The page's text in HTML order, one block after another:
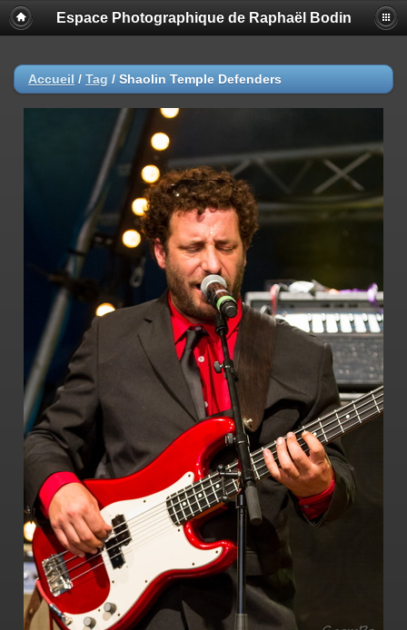
Espace Photographique de Raphaël Bodin
Accueil / Tag / Shaolin Temple Defenders